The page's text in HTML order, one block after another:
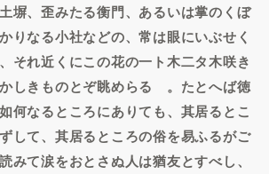
塀、歪みたる衡門、あるいは掌のくぼ
りなる小社などの、常は眼にいぶせく
それ近くにこの花の一ト木二タ木咲き
しきものとぞ眺めらるゝ。たとへば徳
何なるところにありても、其居るとこ
して、其居るところの俗を易ふるがご
みて涙をおとさぬ人は猶友とすべし、